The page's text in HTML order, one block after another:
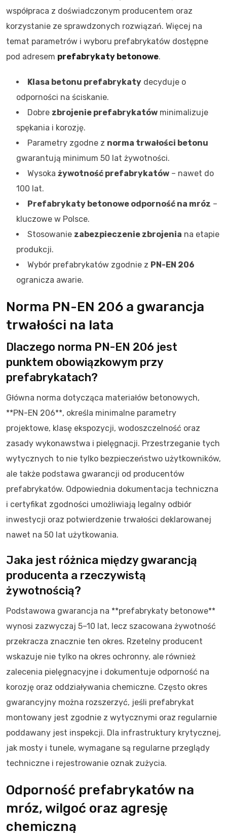
współpraca z doświadczonym producentem oraz
korzystanie ze sprawdzonych rozwiązań. Więcej na
temat parametrów i wyboru prefabrykatów dostępne
pod adresem prefabrykaty betonowe.
Klasa betonu prefabrykaty decyduje o
odporności na ściskanie.
Dobre zbrojenie prefabrykatów minimalizuje
spękania i korozję.
Parametry zgodne z norma trwałości betonu
gwarantują minimum 50 lat żywotności.
Wysoka żywotność prefabrykatów – nawet do
100 lat.
Prefabrykaty betonowe odporność na mróz –
kluczowe w Polsce.
Stosowanie zabezpieczenie zbrojenia na etapie
produkcji.
Wybór prefabrykatów zgodnie z PN-EN 206
ogranicza awarie.
Norma PN-EN 206 a gwarancja
trwałości na lata
Dlaczego norma PN-EN 206 jest
punktem obowiązkowym przy
prefabrykatach?
Główna norma dotycząca materiałów betonowych,
**PN-EN 206**, określa minimalne parametry
projektowe, klasę ekspozycji, wodoszczelność oraz
zasady wykonawstwa i pielęgnacji. Przestrzeganie tych
wytycznych to nie tylko bezpieczeństwo użytkowników,
ale także podstawa gwarancji od producentów
prefabrykatów. Odpowiednia dokumentacja techniczna
i certyfikat zgodności umożliwiają legalny odbiór
inwestycji oraz potwierdzenie trwałości deklarowanej
nawet na 50 lat użytkowania.
Jaka jest różnica między gwarancją
producenta a rzeczywistą
żywotnością?
Podstawowa gwarancja na **prefabrykaty betonowe**
wynosi zazwyczaj 5–10 lat, lecz szacowana żywotność
przekracza znacznie ten okres. Rzetelny producent
wskazuje nie tylko na okres ochronny, ale również
zalecenia pielęgnacyjne i dokumentuje odporność na
korozję oraz oddziaływania chemiczne. Często okres
gwarancyjny można rozszerzyć, jeśli prefabrykat
montowany jest zgodnie z wytycznymi oraz regularnie
poddawany jest inspekcji. Dla infrastruktury krytycznej,
jak mosty i tunele, wymagane są regularne przeglądy
techniczne i rejestrowanie oznak zużycia.
Odporność prefabrykatów na
mróz, wilgoć oraz agresję
chemiczną